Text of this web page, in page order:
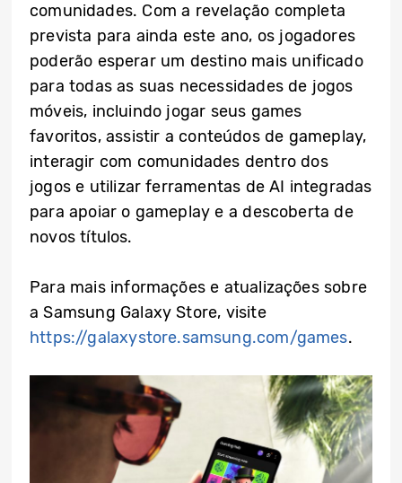
comunidades. Com a revelação completa
prevista para ainda este ano, os jogadores
poderão esperar um destino mais unificado
para todas as suas necessidades de jogos
móveis, incluindo jogar seus games
favoritos, assistir a conteúdos de gameplay,
interagir com comunidades dentro dos
jogos e utilizar ferramentas de AI integradas
para apoiar o gameplay e a descoberta de
novos títulos.
Para mais informações e atualizações sobre
a Samsung Galaxy Store, visite
https://galaxystore.samsung.com/games.